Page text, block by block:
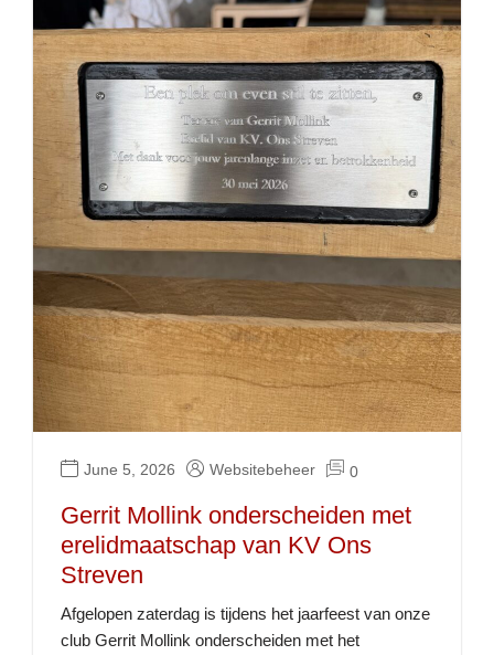
June 5, 2026 Websitebeheer 0
Gerrit Mollink onderscheiden met
erelidmaatschap van KV Ons
Streven
Afgelopen zaterdag is tijdens het jaarfeest van onze
club Gerrit Mollink onderscheiden met het